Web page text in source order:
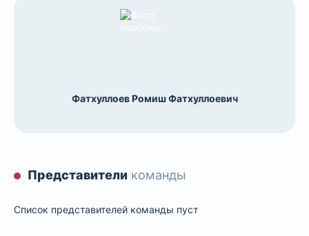
Фатхуллоев Ромиш Фатхуллоевич
Представители команды
Список представителей команды пуст